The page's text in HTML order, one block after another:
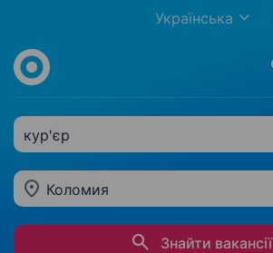
Українська
кур'єр
Коломия
Знайти вакансії